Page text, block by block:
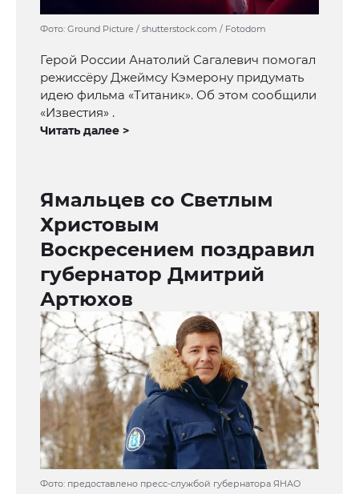
Фото: Ground Picture / shutterstock.com / Fotodom
Герой России Анатолий Сагалевич помогал
режиссёру Джеймсу Кэмерону придумать
идею фильма «Титаник». Об этом сообщили
«Известия» .
Читать далее >
Ямальцев со Светлым
Христовым
Воскресением поздравил
губернатор Дмитрий
Артюхов
Фото: предоставлено пресс-службой губернатора ЯНАО